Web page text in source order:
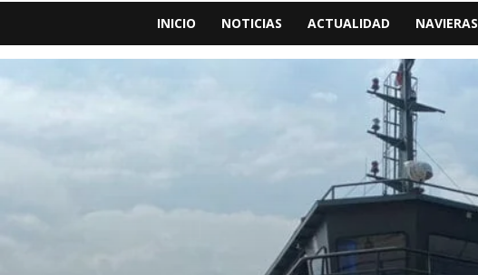
INICIO NOTICIAS ACTUALIDAD NAVIERAS